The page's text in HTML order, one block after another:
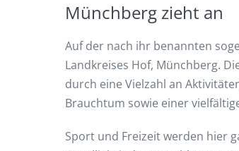
Münchberg zieht an
Auf der nach ihr benannten
Landkreises Hof, Münchberg.
durch eine Vielzahl an
Brauchtum sowie einer
Sport und Freizeit werden hier